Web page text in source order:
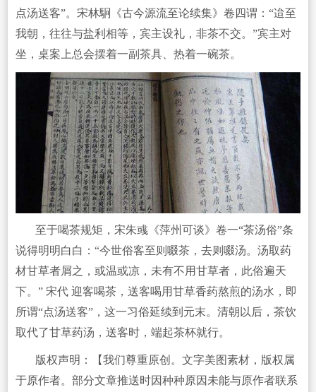
点汤送客”。宋林駉《古今源流至论续集》卷四谓：“迨至
我朝，往往与盐利相等，宾主设礼，非茶不交。”宾主对
坐，桌案上总会摆着一副茶具、热着一碗茶。
至于喝茶规矩，宋朱彧《萍州可谈》卷一“茶汤俗”条
说得明明白白：“今世俗客至则啜茶，去则啜汤。汤取药
材甘草者屑之，或温或凉，未有不用甘草者，此俗遍天
下。” 宋代 迎客喝茶，送客喝用甘草香药熬煎的汤水，即
所谓“点汤送客”，这一习俗延续到元末。清朝以后，茶饮
取代了甘草药汤，送客时，端起茶杯就行。
版权声明：【我们尊重原创。文字美图素材，版权属
于原作者。部分文章推送时因种种原因未能与原作者联系